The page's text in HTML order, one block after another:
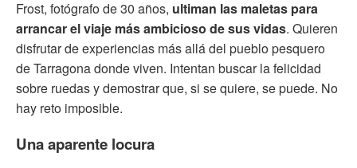
Frost, fotógrafo de 30 años, ultiman las maletas para
arrancar el viaje más ambicioso de sus vidas. Quieren
disfrutar de experiencias más allá del pueblo pesquero
de Tarragona donde viven. Intentan buscar la felicidad
sobre ruedas y demostrar que, si se quiere, se puede. No
hay reto imposible.
Una aparente locura